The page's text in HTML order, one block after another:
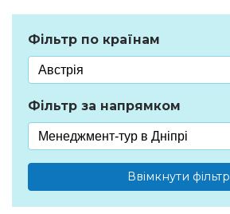
Фільтр по країнам
Фільтр за напрямком
Ввімкнути фільтр